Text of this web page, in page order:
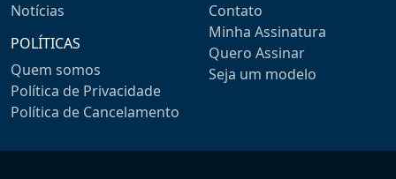
Notícias
POLÍTICAS
Quem somos
Política de Privacidade
Política de Cancelamento
Contato
Minha Assinatura
Quero Assinar
Seja um modelo